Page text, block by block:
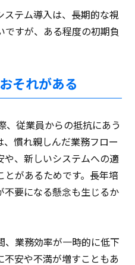
テム導入は、長期的な視
ですが、ある程度の初期負
それがある
従業員からの抵抗にあう
慣れ親しんだ業務フロー
や、新しいシステムへの適
があるためです。長年培
不要になる懸念も生じるか
、業務効率が一時的に低下
不安や不満が増すこともあ